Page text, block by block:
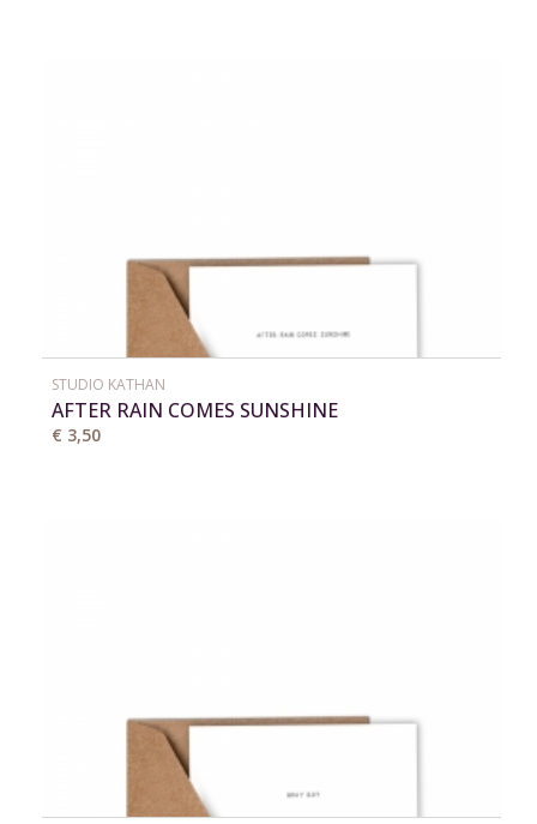
STUDIO KATHAN
AFTER RAIN COMES SUNSHINE
€ 3,50